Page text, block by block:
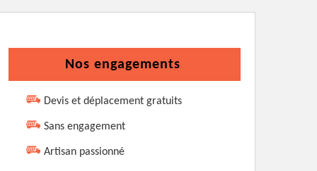
Nos engagements
Devis et déplacement gratuits
Sans engagement
Artisan passionné